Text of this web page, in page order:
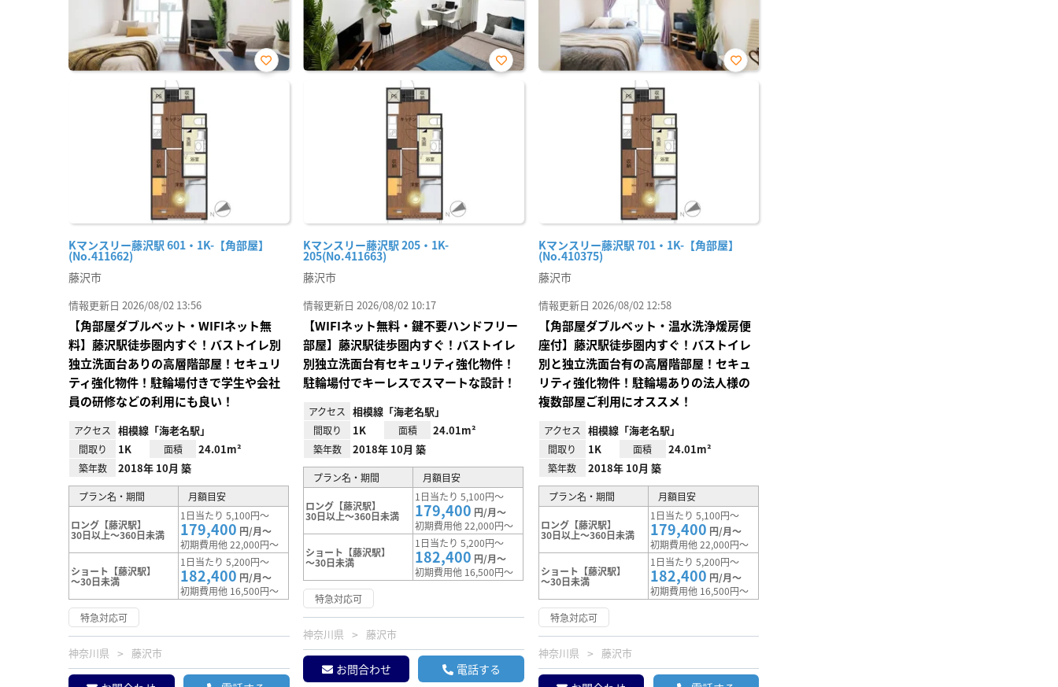
Kマンスリー藤沢駅 601・1K-【角部屋】
(No.411662)
お気
藤沢市
情報更新日 2026/08/02 13:56
【角部屋ダブルベット・WIFIネット無
料】藤沢駅徒歩圏内すぐ！バストイレ別
独立洗面台ありの高層階部屋！セキュリ
ティ強化物件！駐輪場付きで学生や会社
員の研修などの利用にも良い！
アクセス 相模線「海老名駅」
間取り 1K 面積 24.01m²
築年数 2018年 10月 築
プラン名・期間 月額目安
ロング【藤沢駅】
30日以上～360日未満
1日当たり 5,100円～
179,400 円/月～
初期費用他 22,000円～
ショート【藤沢駅】
～30日未満
1日当たり 5,200円～
182,400 円/月～
初期費用他 16,500円～
特急対応可
神奈川県 藤沢市
Kマンスリー藤沢駅 205・1K-
205(No.411663)
お気
藤沢市
情報更新日 2026/08/02 10:17
【WIFIネット無料・鍵不要ハンドフリー
部屋】藤沢駅徒歩圏内すぐ！バストイレ
別独立洗面台有セキュリティ強化物件！
駐輪場付でキーレスでスマートな設計！
アクセス 相模線「海老名駅」
間取り 1K 面積 24.01m²
築年数 2018年 10月 築
プラン名・期間 月額目安
ロング【藤沢駅】
30日以上～360日未満
1日当たり 5,100円～
179,400 円/月～
初期費用他 22,000円～
ショート【藤沢駅】
～30日未満
1日当たり 5,200円～
182,400 円/月～
初期費用他 16,500円～
特急対応可
神奈川県 藤沢市
お問合わせ 電話する
Kマンスリー藤沢駅 701・1K-【角部屋】
(No.410375)
お気
藤沢市
情報更新日 2026/08/02 12:58
【角部屋ダブルベット・温水洗浄煖房便
座付】藤沢駅徒歩圏内すぐ！バストイレ
別と独立洗面台有の高層階部屋！セキュ
リティ強化物件！駐輪場ありの法人様の
複数部屋ご利用にオススメ！
アクセス 相模線「海老名駅」
間取り 1K 面積 24.01m²
築年数 2018年 10月 築
プラン名・期間 月額目安
ロング【藤沢駅】
30日以上～360日未満
1日当たり 5,100円～
179,400 円/月～
初期費用他 22,000円～
ショート【藤沢駅】
～30日未満
1日当たり 5,200円～
182,400 円/月～
初期費用他 16,500円～
特急対応可
神奈川県 藤沢市